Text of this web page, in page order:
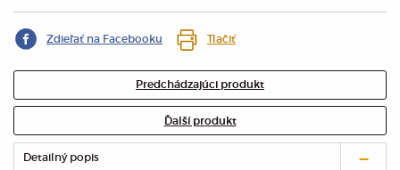
Zdieľať na Facebooku Tlačiť
Predchádzajúci produkt
Ďalší produkt
Detailný popis